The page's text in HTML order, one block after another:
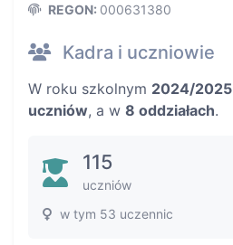
REGON: 000631380
Kadra i uczniowie
W roku szkolnym 2024/2025
uczniów, a w 8 oddziałach.
115
uczniów
w tym 53 uczennic